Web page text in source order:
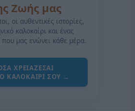
Ζωής μας
οι αυθεντικές ιστορίες,
καλοκαίρι και ένας
που μας ενώνει κάθε μέρα.
ΧΡΕΙΑΖΕΣΑΙ
ΚΑΛΟΚΑΙΡΙ ΣΟΥ →